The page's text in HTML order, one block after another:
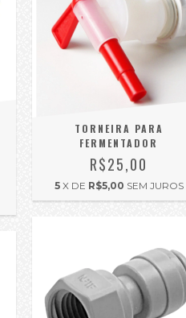
TORNEIRA PARA
FERMENTADOR
R$25,00
5 X DE R$5,00 SEM JUROS